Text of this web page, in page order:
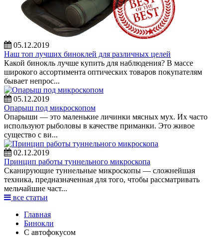
05.12.2019
Наш топ лучших биноклей для различных целей
Какой бинокль лучше купить для наблюдения? В массе
широкого ассортимента оптических товаров покупателям
бывает непрос...
05.12.2019
Опарыш под микроскопом
Опарыши — это маленькие личинки мясных мух. Их часто
используют рыболовы в качестве приманки. Это живое
существо с ви...
02.12.2019
Принцип работы туннельного микроскопа
Сканирующие туннельные микроскопы — сложнейшая
техника, предназначенная для того, чтобы рассматривать
мельчайшие част...
все статьи
Главная
Бинокли
С автофокусом